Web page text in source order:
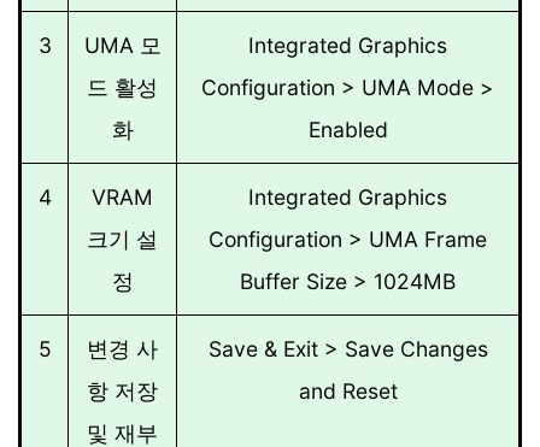
3
UMA 모
드 활성
화
Integrated Graphics
Configuration > UMA Mode >
Enabled
4
VRAM
크기 설
정
Integrated Graphics
Configuration > UMA Frame
Buffer Size > 1024MB
5
변경 사
항 저장
및 재부
Save & Exit > Save Changes
and Reset